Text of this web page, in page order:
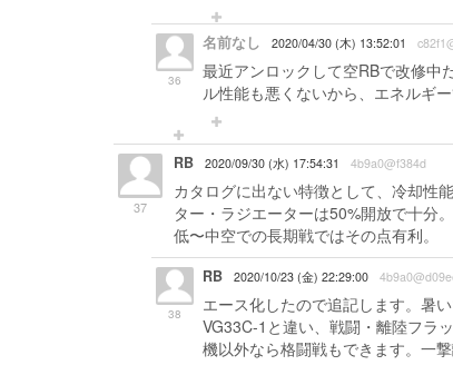
36
名前なし 2020/04/30 (木) 13:52:01
最近アンロックして空RBで改修中
ル性能も悪くないから、エネルギ
37
RB 2020/09/30 (水) 17:54:31 4b9a0@f384d
カタログに出ない特徴として、冷却性
ター・ラジエーターは50%開放で十分
低〜中空での長期戦ではその点有利。
38
RB 2020/10/23 (金) 22:29:00
エース化したので追記します。暑
VG33C-1と違い、戦闘・離陸フラ
機以外なら格闘戦もできます。一